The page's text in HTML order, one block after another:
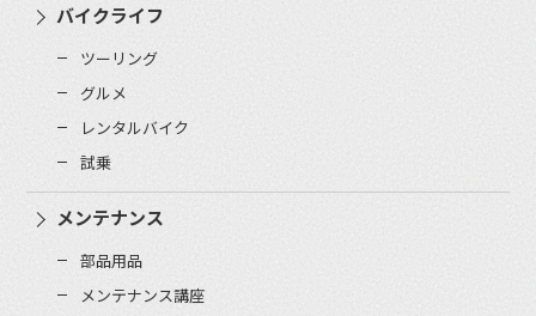
バイクライフ
ツーリング
グルメ
レンタルバイク
試乗
メンテナンス
部品用品
メンテナンス講座